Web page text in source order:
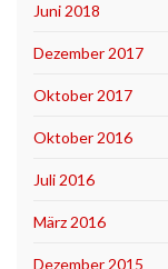
Juni 2018
Dezember 2017
Oktober 2017
Oktober 2016
Juli 2016
März 2016
Dezember 2015